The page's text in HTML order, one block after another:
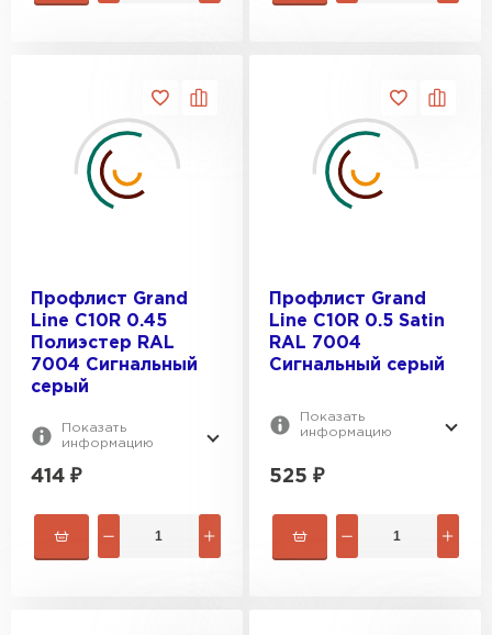
Профлист Grand
Line C10R 0.45
Полиэстер RAL
7004 Сигнальный
серый
Показать
информацию
414 ₽
Профлист Grand
Line C10R 0.5 Satin
RAL 7004
Сигнальный серый
Показать
информацию
525 ₽